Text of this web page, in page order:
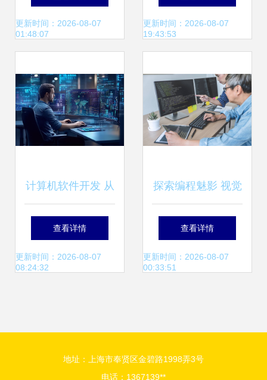
艺术
更新时间：2026-08-07
01:48:07
虚拟化解决方案
更新时间：2026-08-07
19:43:53
计算机软件开发 从
概念到产品的逻辑
与艺术
查看详情
更新时间：2026-08-07
08:24:32
探索编程魅影 视觉
素材在计算机软件
开发中的创意应用
查看详情
更新时间：2026-08-07
00:33:51
地址：上海市奉贤区金碧路1998弄3号
电话：1367139**